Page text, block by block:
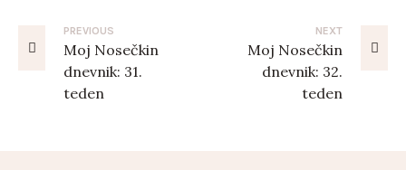
PREVIOUS
Moj Nosečkin
dnevnik: 31.
teden
NEXT
Moj Nosečkin
dnevnik: 32.
teden